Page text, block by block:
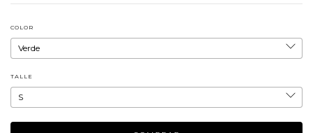
COLOR
TALLE